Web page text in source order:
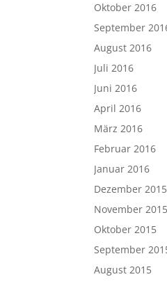
Oktober 2016
September
August 2016
Juli 2016
Juni 2016
April 2016
März 2016
Februar 2016
Januar 2016
Dezember 2015
November 2015
Oktober 2015
September
August 2015